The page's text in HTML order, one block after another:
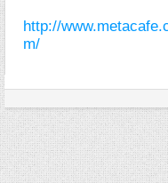
http://
m/